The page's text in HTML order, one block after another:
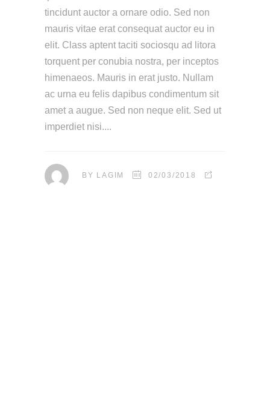
tincidunt auctor a ornare odio. Sed non
mauris vitae erat consequat auctor eu in
elit. Class aptent taciti sociosqu ad litora
torquent per conubia nostra, per inceptos
himenaeos. Mauris in erat justo. Nullam
ac urna eu felis dapibus condimentum sit
amet a augue. Sed non neque elit. Sed ut
imperdiet nisi.
BY LAGIM 02/03/2018